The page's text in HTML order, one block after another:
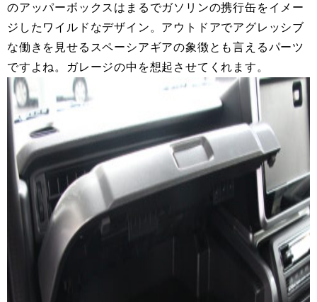
のアッパーボックスはまるでガソリンの携行缶をイメー
ジしたワイルドなデザイン。アウトドアでアグレッシブ
な働きを見せるスペーシアギアの象徴とも言えるパーツ
ですよね。ガレージの中を想起させてくれます。